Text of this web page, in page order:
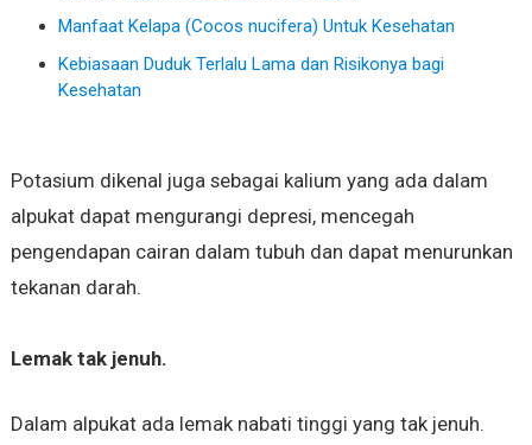
Manfaat Kelapa (Cocos nucifera) Untuk Kesehatan
Kebiasaan Duduk Terlalu Lama dan Risikonya bagi
Kesehatan
Potasium dikenal juga sebagai kalium yang ada dalam
alpukat dapat mengurangi depresi, mencegah
pengendapan cairan dalam tubuh dan dapat menurunkan
tekanan darah.
Lemak tak jenuh.
Dalam alpukat ada lemak nabati tinggi yang tak jenuh.